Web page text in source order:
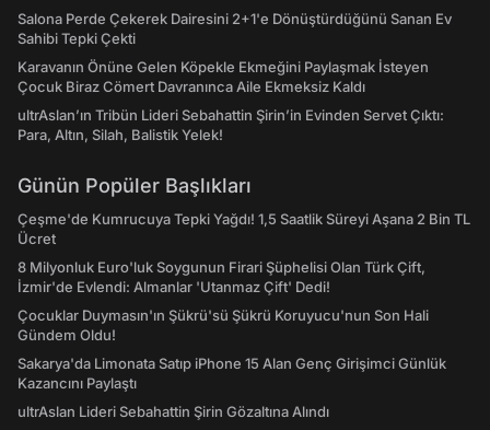
Salona Perde Çekerek Dairesini 2+1'e Dönüştürdüğünü Sanan Ev
Sahibi Tepki Çekti
Karavanın Önüne Gelen Köpekle Ekmeğini Paylaşmak İsteyen
Çocuk Biraz Cömert Davranınca Aile Ekmeksiz Kaldı
ultrAslan’ın Tribün Lideri Sebahattin Şirin’in Evinden Servet Çıktı:
Para, Altın, Silah, Balistik Yelek!
Günün Popüler Başlıkları
Çeşme'de Kumrucuya Tepki Yağdı! 1,5 Saatlik Süreyi Aşana 2 Bin TL
Ücret
8 Milyonluk Euro'luk Soygunun Firari Şüphelisi Olan Türk Çift,
İzmir'de Evlendi: Almanlar 'Utanmaz Çift' Dedi!
Çocuklar Duymasın'ın Şükrü'sü Şükrü Koruyucu'nun Son Hali
Gündem Oldu!
Sakarya'da Limonata Satıp iPhone 15 Alan Genç Girişimci Günlük
Kazancını Paylaştı
ultrAslan Lideri Sebahattin Şirin Gözaltına Alındı